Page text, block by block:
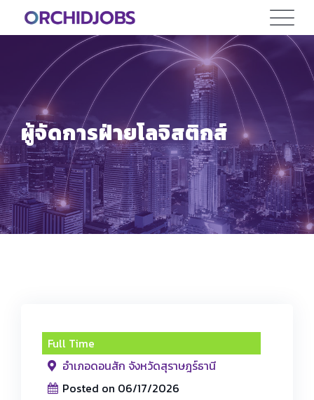
ผู้จัดการฝ่ายโลจิสติกส์
Full Time
อำเภอดอนสัก จังหวัดสุราษฎร์ธานี
Posted on 06/17/2026